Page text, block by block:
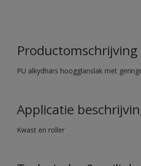
Productomschrijving
PU alkydhars hoogglanslak met
Applicatie
Kwast en roller